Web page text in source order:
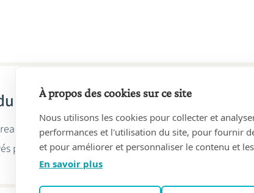
01/12/2011 au 17/03/2026
Notaris Stéphane Van Roosbroeck(2530
par
Lisbeth Michielsens
À propos des cookies sur ce site
Nous utilisons les cookies pour collecter et
performances et l'utilisation du site, pour fournir
et pour améliorer et personnaliser le contenu et
En savoir plus